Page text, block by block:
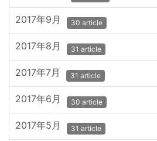
2017年9月 30 article
2017年8月 31 article
2017年7月 31 article
2017年6月 30 article
2017年5月 31 article